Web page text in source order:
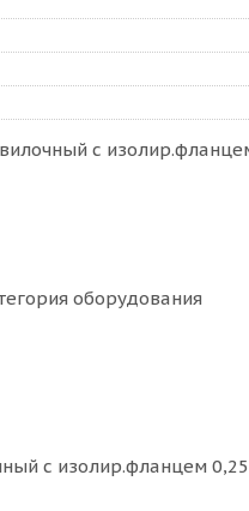
с
оборудования
с изолир.фланцем